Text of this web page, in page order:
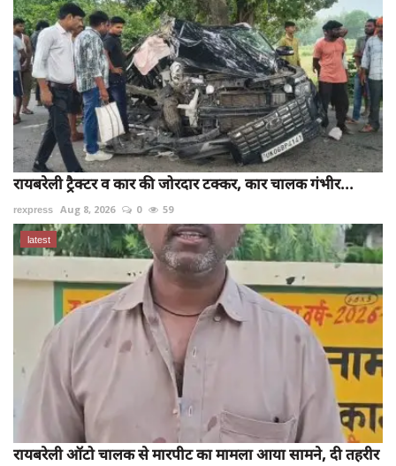
रायबरेली ट्रैक्टर व कार की जोरदार टक्कर, कार चालक गंभीर...
rexpress Aug 8, 2026 0 59
latest
रायबरेली ऑटो चालक से मारपीट का मामला आया सामने, दी तहरीर